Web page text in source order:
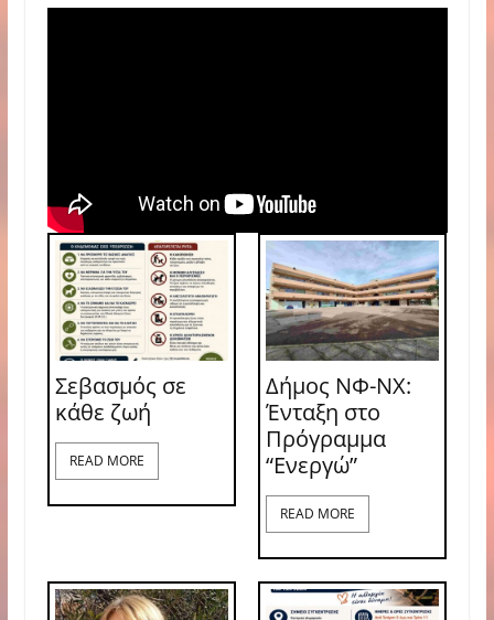
Σεβασμός σε
κάθε ζωή
READ MORE
Δήμος ΝΦ-ΝΧ:
Ένταξη στο
Πρόγραμμα
“Ενεργώ”
READ MORE